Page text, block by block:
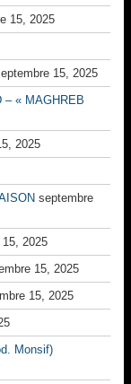
15, 2025
15, 2025
– « MAGHREB
2025
septembre
2025
15, 2025
15, 2025
Monsif)